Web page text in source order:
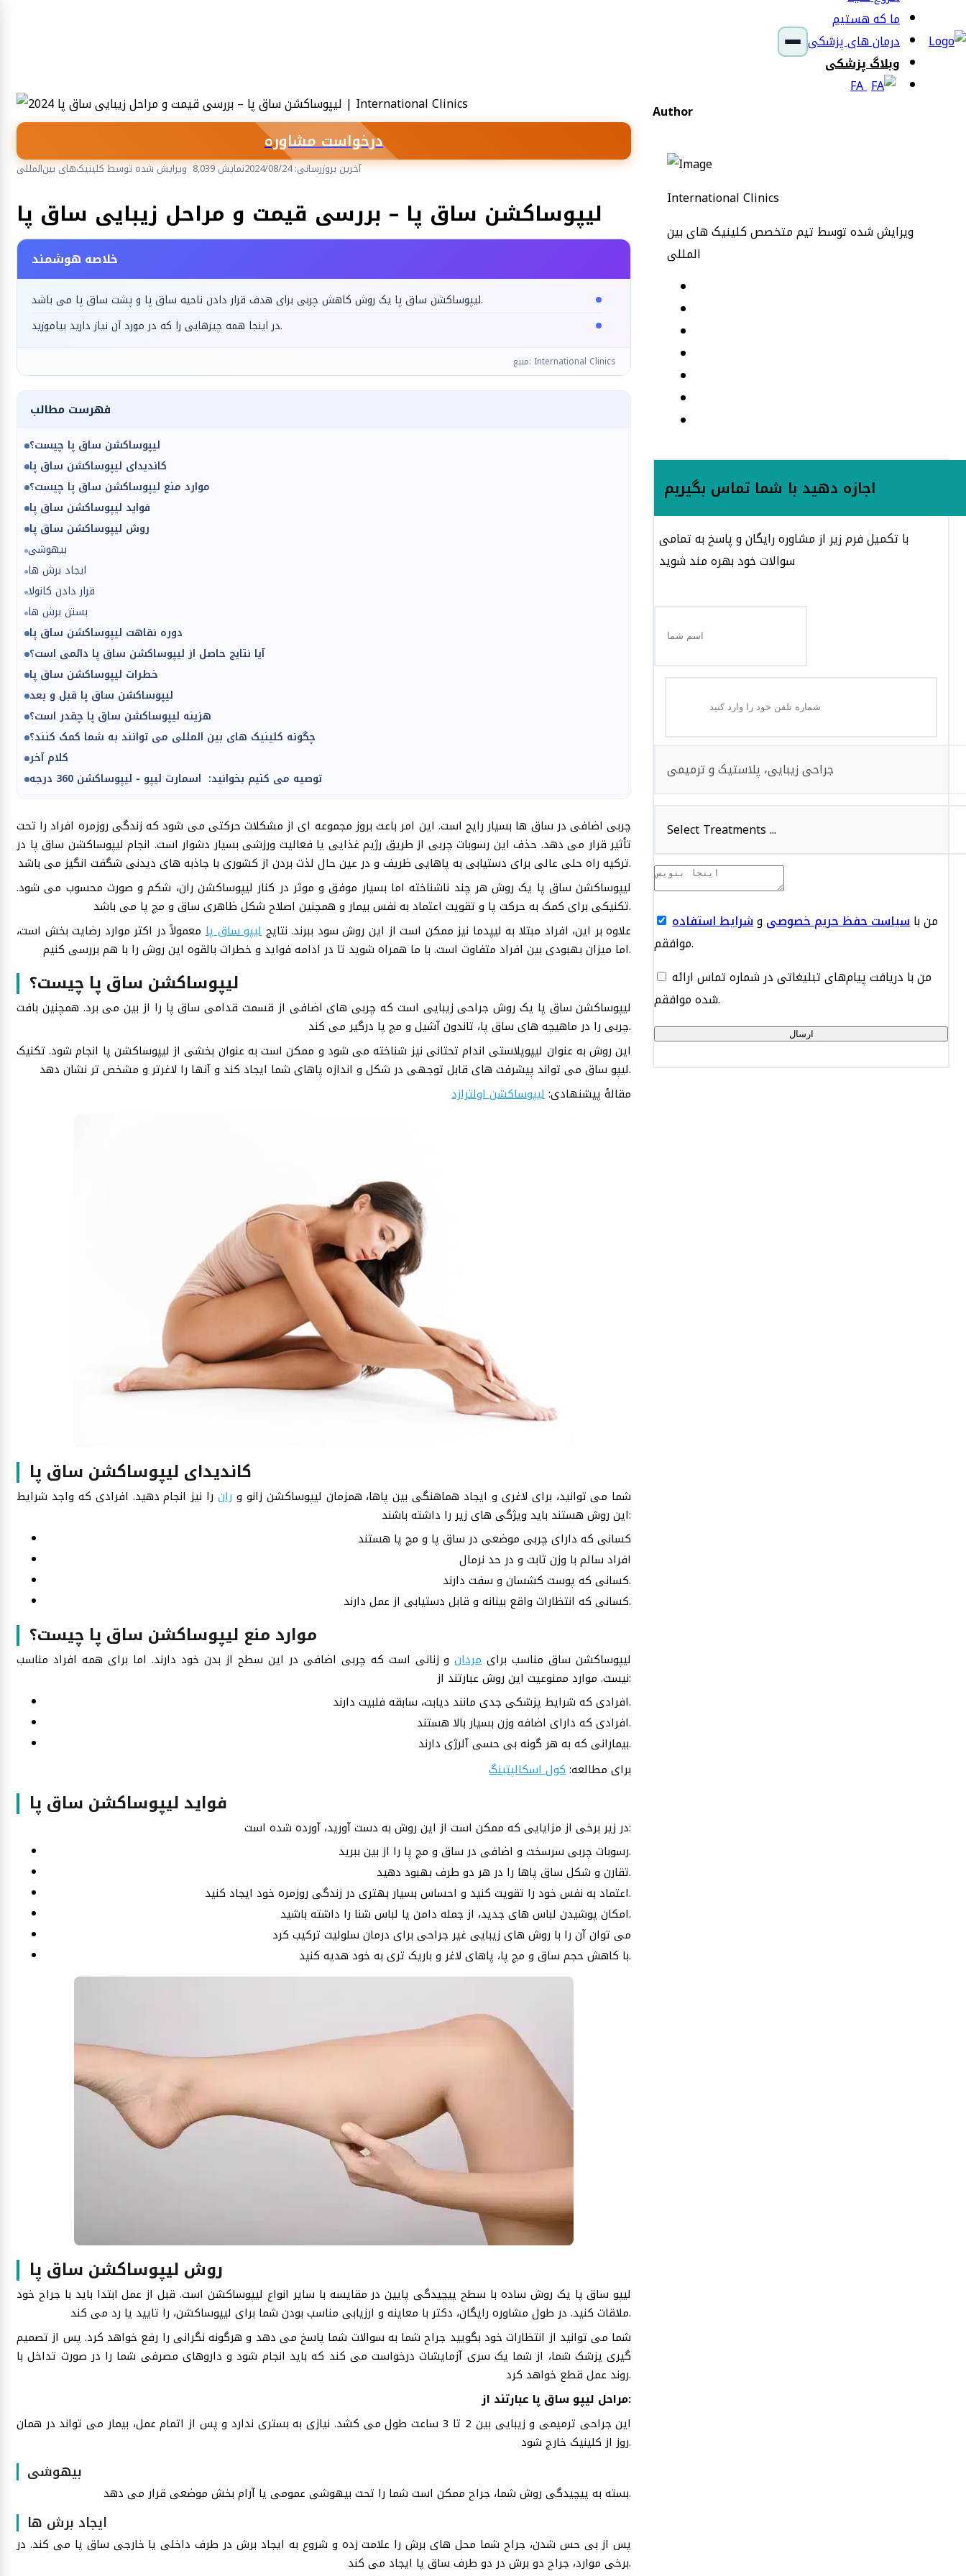
ما که هستیم
درمان های پزشکی
وبلاگ پزشکی
FA
درخواست مشاوره
ویرایش شده توسط کلینیک‌های بین‌المللی 8,039 نمایش آخرین بروزرسانی: 2024/08/24
لیپوساکشن ساق پا – بررسی قیمت و مراحل زیبایی ساق پا
خلاصه هوشمند
لیپوساکشن ساق پا یک روش کاهش چربی برای هدف قرار دادن ناحیه ساق پا و پشت ساق پا می باشد.
در اینجا همه چیزهایی را که در مورد آن نیاز دارید بیاموزید.
منبع: International Clinics
فهرست مطالب
لیپوساکشن ساق پا چیست؟
کاندیدای لیپوساکشن ساق پا
موارد منع لیپوساکشن ساق پا چیست؟
فواید لیپوساکشن ساق پا
روش لیپوساکشن ساق پا
بیهوشی
ایجاد برش ها
قرار دادن کانولا
بستن برش ها
دوره نقاهت لیپوساکشن ساق پا
آیا نتایج حاصل از لیپوساکشن ساق پا دائمی است؟
خطرات لیپوساکشن ساق پا
لیپوساکشن ساق پا قبل و بعد
هزینه لیپوساکشن ساق پا چقدر است؟
چگونه کلینیک های بین المللی می توانند به شما کمک کنند؟
کلام آخر
توصیه می کنیم بخوانید: اسمارت لیپو - لیپوساکشن 360 درجه
چربی اضافی در ساق ها بسیار رایج است. این امر باعث بروز مجموعه ای از مشکلات حرکتی می شود که زندگی روزمره افراد را تحت
تأثیر قرار می دهد. حذف این رسوبات چربی از طریق رژیم غذایی یا فعالیت ورزشی بسیار دشوار است. انجام لیپوساکشن ساق پا در
ترکیه راه حلی عالی برای دستیابی به پاهایی ظریف و در عین حال لذت بردن از کشوری با جاذبه های دیدنی شگفت انگیز می باشد.
لیپوساکشن ساق پا یک روش هر چند ناشناخته اما بسیار موفق و موثر در کنار لیپوساکشن ران، شکم و صورت محسوب می شود.
تکنیکی برای کمک به حرکت پا و تقویت اعتماد به نفس بیمار و همچنین اصلاح شکل ظاهری ساق و مچ پا می باشد.
علاوه بر این، افراد مبتلا به لیپدما نیز ممکن است از این روش سود ببرند. نتایجلیپو ساق پامعمولاً در اکثر موارد رضایت بخش است،
اما میزان بهبودی بین افراد متفاوت است. با ما همراه شوید تا در ادامه فواید و خطرات بالقوه این روش را با هم بررسی کنیم.
لیپوساکشن ساق پا چیست؟
لیپوساکشن ساق پا یک روش جراحی زیبایی است که چربی های اضافی از قسمت قدامی ساق پا را از بین می برد. همچنین بافت
چربی را در ماهیچه های ساق پا، تاندون آشیل و مچ پا درگیر می کند.
این روش به عنوان لیپوپلاستی اندام تحتانی نیز شناخته می شود و ممکن است به عنوان بخشی از لیپوساکشن پا انجام شود. تکنیک
لیپو ساق می تواند پیشرفت های قابل توجهی در شکل و اندازه پاهای شما ایجاد کند و آنها را لاغرتر و مشخص تر نشان دهد.
مقالۀ پیشنهادی:لیپوساکشن اولترازد
کاندیدای لیپوساکشن ساق پا
شما می توانید، برای لاغری و ایجاد هماهنگی بین پاها، همزمان لیپوساکشن زانو و رانرا نیز انجام دهید. افرادی که واجد شرایط
این روش هستند باید ویژگی های زیر را داشته باشند:
کسانی که دارای چربی موضعی در ساق پا و مچ پا هستند
افراد سالم با وزن ثابت و در حد نرمال
کسانی که پوست کشسان و سفت دارند.
کسانی که انتظارات واقع بینانه و قابل دستیابی از عمل دارند.
موارد منع لیپوساکشن ساق پا چیست؟
لیپوساکشن ساق مناسب برایمردانو زنانی است که چربی اضافی در این سطح از بدن خود دارند. اما برای همه افراد مناسب
نیست. موارد ممنوعیت این روش عبارتند از:
افرادی که شرایط پزشکی جدی مانند دیابت، سابقه فلبیت دارند.
افرادی که دارای اضافه وزن بسیار بالا هستند.
بیمارانی که به هر گونه بی حسی آلرژی دارند.
برای مطالعه:کول اسکالپتینگ
فواید لیپوساکشن ساق پا
در زیر برخی از مزایایی که ممکن است از این روش به دست آورید، آورده شده است:
رسوبات چربی سرسخت و اضافی در ساق و مچ پا را از بین ببرید.
تقارن و شکل ساق پاها را در هر دو طرف بهبود دهید.
اعتماد به نفس خود را تقویت کنید و احساس بسیار بهتری در زندگی روزمره خود ایجاد کنید.
امکان پوشیدن لباس های جدید، از جمله دامن یا لباس شنا را داشته باشید.
می توان آن را با روش های زیبایی غیر جراحی برای درمان سلولیت ترکیب کرد
با کاهش حجم ساق و مچ پا، پاهای لاغر و باریک تری به خود هدیه کنید.
روش لیپوساکشن ساق پا
لیپو ساق پا یک روش ساده با سطح پیچیدگی پایین در مقایسه با سایر انواع لیپوساکشن است. قبل از عمل ابتدا باید با جراح خود
ملاقات کنید. در طول مشاوره رایگان، دکتر با معاینه و ارزیابی مناسب بودن شما برای لیپوساکشن، را تایید یا رد می کند.
شما می توانید از انتظارات خود بگویید جراح شما به سوالات شما پاسخ می دهد و هرگونه نگرانی را رفع خواهد کرد. پس از تصمیم
گیری پزشک شما، از شما یک سری آزمایشات درخواست می کند که باید انجام شود و داروهای مصرفی شما را در صورت تداخل با
روند عمل قطع خواهد کرد.
مراحل لیپو ساق پا عبارتند از:
این جراحی ترمیمی و زیبایی بین 2 تا 3 ساعت طول می کشد. نیازی به بستری ندارد و پس از اتمام عمل، بیمار می تواند در همان
روز از کلینیک خارج شود.
بیهوشی
بسته به پیچیدگی روش شما، جراح ممکن است شما را تحت بیهوشی عمومی یا آرام بخش موضعی قرار می دهد.
ایجاد برش ها
پس از بی حس شدن، جراح شما محل های برش را علامت زده و شروع به ایجاد برش در طرف داخلی یا خارجی ساق پا می کند. در
برخی موارد، جراح دو برش در دو طرف ساق پا ایجاد می کند.
Author
International Clinics
ویرایش شده توسط تیم متخصص کلینیک های بین
المللی
اجازه دهید با شما تماس بگیریم
با تکمیل فرم زیر از مشاوره رایگان و پاسخ به تمامی
سوالات خود بهره مند شوید
جراحی زیبایی، پلاستیک و ترمیمی
Select Treatments ...
من باسیاست حفظ حریم خصوصیوشرایط استفاده
موافقم.
من با دریافت پیام‌های تبلیغاتی در شماره تماس ارائه
شده موافقم.
ارسال